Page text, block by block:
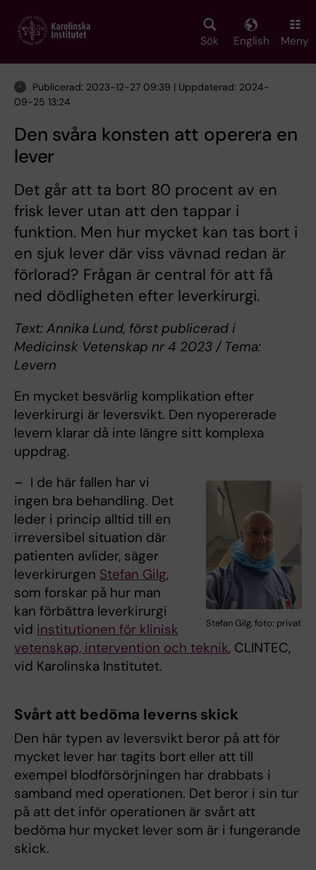
main
Sök English Meny
Publicerad: 2023-12-27 09:39 | Uppdaterad: 2024-
09-25 13:24
Den svåra konsten att operera en
lever
Det går att ta bort 80 procent av en
frisk lever utan att den tappar i
funktion. Men hur mycket kan tas bort i
en sjuk lever där viss vävnad redan är
förlorad? Frågan är central för att få
ned dödligheten efter leverkirurgi.
Text: Annika Lund, först publicerad i
Medicinsk Vetenskap nr 4 2023 / Tema:
Levern
En mycket besvärlig komplikation efter
leverkirurgi är leversvikt. Den nyopererade
levern klarar då inte längre sitt komplexa
uppdrag.
Stefan Gilg, foto: privat
– I de här fallen har vi
ingen bra behandling. Det
leder i princip alltid till en
irreversibel situation där
patienten avlider, säger
leverkirurgen Stefan Gilg,
som forskar på hur man
kan förbättra leverkirurgi
vid institutionen för klinisk
vetenskap, intervention och teknik, CLINTEC,
vid Karolinska Institutet.
Svårt att bedöma leverns skick
Den här typen av leversvikt beror på att för
mycket lever har tagits bort eller att till
exempel blodförsörjningen har drabbats i
samband med operationen. Det beror i sin tur
på att det inför operationen är svårt att
bedöma hur mycket lever som är i fungerande
skick.